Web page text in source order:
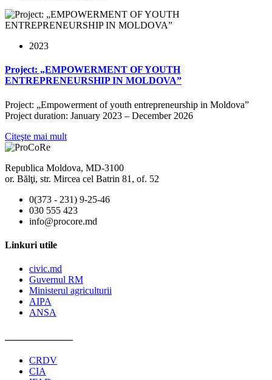
2023
Project: „EMPOWERMENT OF YOUTH
ENTREPRENEURSHIP IN MOLDOVA”
Project: „Empowerment of youth entrepreneurship in Moldova”
Project duration: January 2023 – December 2026
Citeşte mai mult
Republica Moldova, MD-3100
or. Bălţi, str. Mircea cel Batrin 81, of. 52
0(373 - 231) 9-25-46
030 555 423
info@procore.md
Linkuri utile
civic.md
Guvernul RM
Ministerul agriculturii
AIPA
ANSA
CRDV
CIA